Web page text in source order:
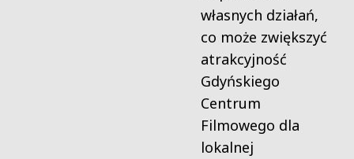
własnych działań,
co może zwiększyć
atrakcyjność
Gdyńskiego
Centrum
Filmowego dla
lokalnej